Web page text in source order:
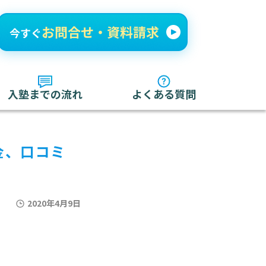
入塾までの流れ よくある質問
口コミ
2020年4月9日